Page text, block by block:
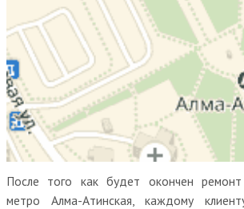
После того как будет окончен
метро Алма-Атинская, каждому